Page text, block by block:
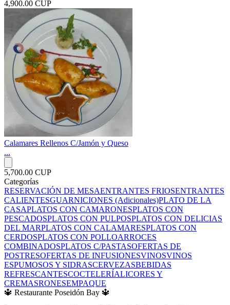
4,900.00 CUP
Calamares Rellenos C/Jamón y Queso
...
5,700.00 CUP
Categorías
RESERVACIÓN DE MESAENTRANTES FRIOSENTRANTES
CALIENTESGUARNICIONES (Adicionales)PLATO DE LA
CASAPLATOS CON CAMARONESPLATOS CON
PESCADOSPLATOS CON PULPOSPLATOS CON DELICIAS
DEL MARPLATOS CON CALAMARESPLATOS CON
CERDOSPLATOS CON POLLOARROCES
COMBINADOSPLATOS C/PASTASOFERTAS DE
POSTRESOFERTAS DE INFUSIONESVINOSVINOS
ESPUMOSOS Y SIDRASCERVEZASBEBIDAS
REFRESCANTESCOCTELERÍALICORES Y
CREMASRONESEMPAQUE
🔱 Restaurante Poseidón Bay 🔱